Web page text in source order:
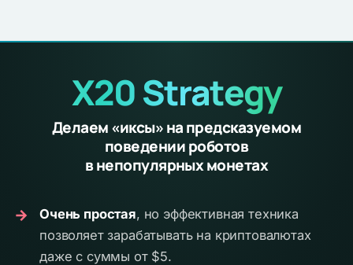
X20 Strategy
Делаем «иксы» на предсказуемом
поведении роботов
в непопулярных монетах
→ Очень простая, но эффективная техника
позволяет зарабатывать на криптовалютах
даже с суммы от $5.